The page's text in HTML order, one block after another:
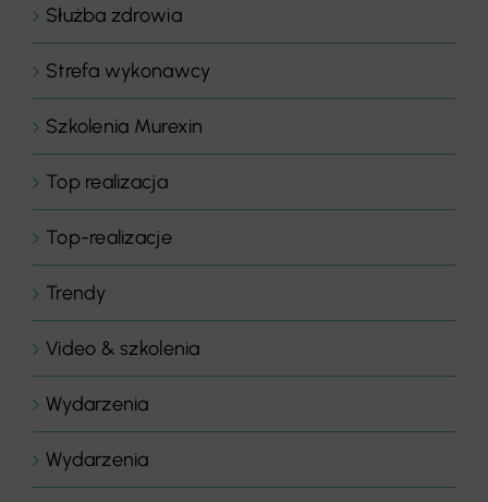
Służba zdrowia
Strefa wykonawcy
Szkolenia Murexin
Top realizacja
Top-realizacje
Trendy
Video & szkolenia
Wydarzenia
Wydarzenia